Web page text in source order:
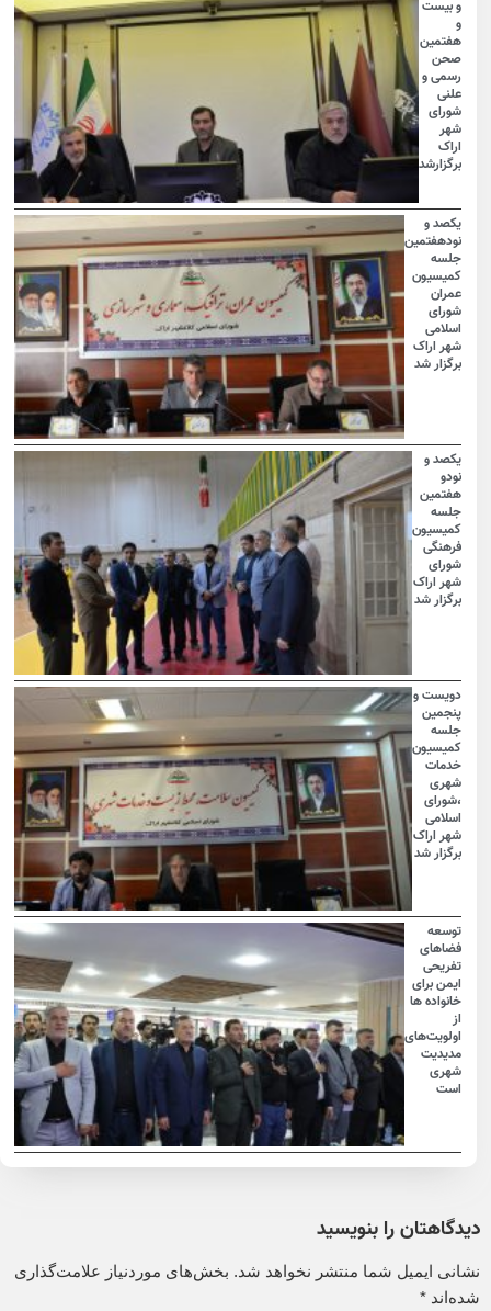
و بیست
هفتمین
صحن
رسمی و
علنی
شورای
شهر
اراک
برگزارشد
یکصد و
نودهفتمین
جلسه
کمیسیون
عمران
شورای
اسلامی
شهر اراک
برگزار شد
یکصد و
نودو
هفتمین
جلسه
کمیسیون
فرهنگی
شورای
شهر اراک
برگزار شد
دویست و
پنجمین
جلسه
کمیسیون
خدمات
شهری
،شورای
اسلامی
شهر اراک
برگزار شد
توسعه
فضاهای
تفریحی
ایمن برای
خانواده ها
اولویت‌های
مدیدیت
شهری
است
دیدگاهتان را بنویسید
نشانی ایمیل شما منتشر نخواهد شد. بخش‌های موردنیاز علامت‌گذاری
شده‌اند*